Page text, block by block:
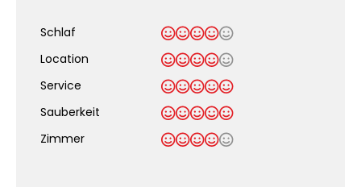
Schlaf
Location
Service
Sauberkeit
Zimmer